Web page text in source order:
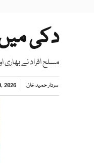
دکی
مسلح افراد نے بھاری
سردار حمید خان 2026